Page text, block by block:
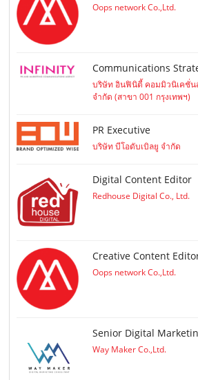
Oops network Co.,Ltd.
Communications
บริษัท อินฟินิตี้ คอมมิวนิเคชั่
จำกัด (สาขา 001 กรุงเทพฯ)
PR Executive
บริษัท บีโอดับเบิลยู จำกัด
Digital Content Editor
Redhouse Digital Co., Ltd.
Creative Content
Oops network Co.,Ltd.
Senior Digital
Way Maker Co.,Ltd.